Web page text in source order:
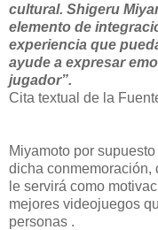
cultural. Shigeru
elemento de
experiencia que
ayude a expresar
jugador”.
Cita textual de la
Miyamoto por
dicha conmemoración,
le servirá como
mejores videojuegos
personas .